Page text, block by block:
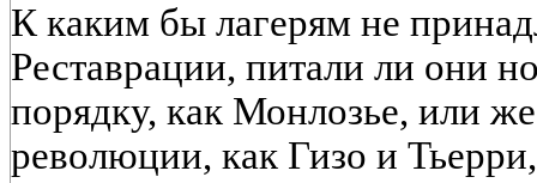
К каким бы лагерям не
Реставрации, питали ли они
порядку, как Монлозье, или
революции, как Гизо и